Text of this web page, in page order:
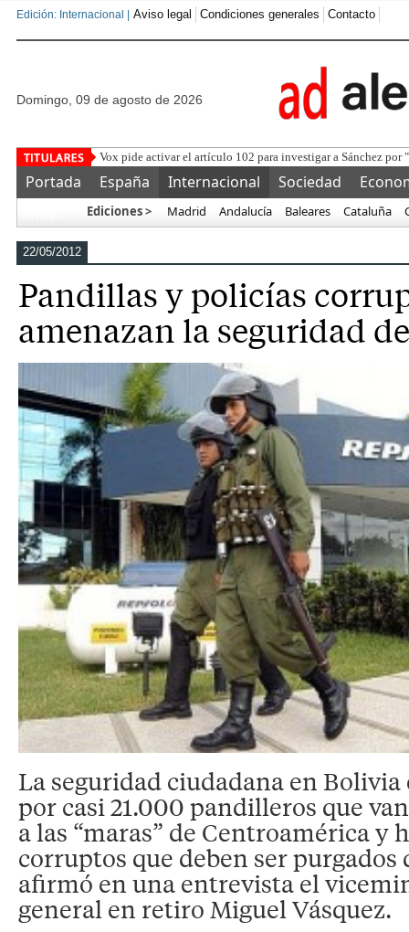
Edición: Internacional | Aviso legal Condiciones generales Contacto
domingo, 09 de agosto de 2026
Las chanclas de Sánchez
Portada España Internacional Sociedad
Ediciones > Madrid Andalucía Baleares Cataluña
22/05/2012
Pandillas y policías
amenazan la seguridad
La seguridad ciudadana en Bolivia
por casi 21.000 pandilleros que
a las “maras” de Centroamérica y
corruptos que deben ser purgados
afirmó en una entrevista el
general en retiro Miguel Vásquez.